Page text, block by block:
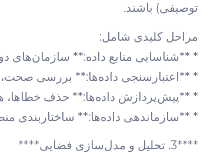
توصیفی) باشند.
مراحل کلیدی شامل:
* **شناسایی منابع داده:** سازمان‌های
* **اعتبارسنجی داده‌ها:** بررسی
* **پیش‌پردازش داده‌ها:** حذف خطاها،
* **سازماندهی داده‌ها:** ساختاربندی
****3. تحلیل و مدل‌سازی فضایی****